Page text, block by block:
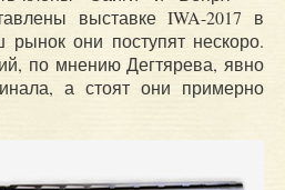
выставке IWA-2017 в
они поступят нескоро.
по мнению Дегтярева, явно
а стоят они примерно